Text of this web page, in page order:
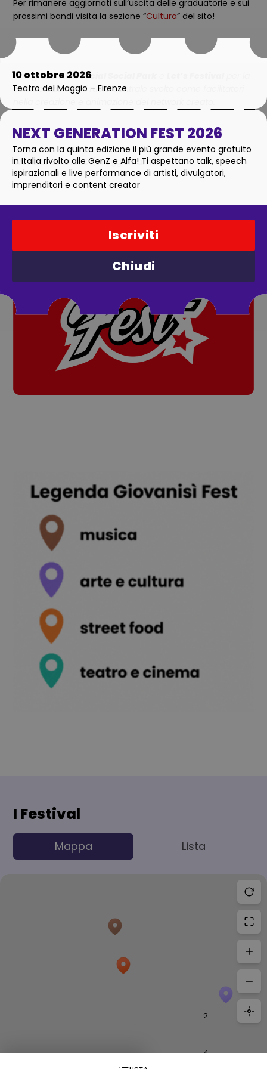
Per rimanere aggiornati sull’uscita delle graduatorie e sui
prossimi bandi visita la sezione “Cultura” del sito!
Si ringraziaAnti Social Social Park
collaborazione e il ruolo centrale svolto come facilitatori
VAI AL CALENDARIO (in aggiornamento):
I Festival
Mappa Lista
4
2
10 ottobre 2026
Teatro del Maggio – Firenze
NEXT GENERATION FEST 2026
Torna con la quinta edizione il più grande evento gratuito
in Italia rivolto alle GenZ e Alfa! Ti aspettano talk, speech
ispirazionali e live performance di artisti, divulgatori,
imprenditori e content creator
Chiudila modale
Iscriviti